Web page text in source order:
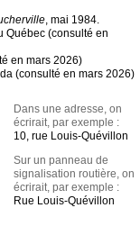
, mai 1984.
Québec (consulté en
en mars 2026)
(consulté en mars 2026)
Dans une adresse, on
écrirait, par exemple :
10, rue Louis-Quévillon
Sur un panneau de
signalisation routière, on
écrirait, par exemple :
Rue Louis-Quévillon